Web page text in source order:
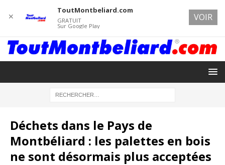
Déchets dans le Pays de
Montbéliard : les palettes en bois
ne sont désormais plus acceptées
✕
ToutMontbeliard.com
GRATUIT
Sur Google Play
VOIR